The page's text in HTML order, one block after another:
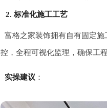
2. 标准化施工工艺
富格之家装饰拥有自有固定
控，全程可视化监理，确保工
实操建议 ：